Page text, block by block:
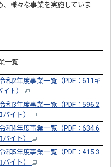
様々な事業を実施していま
一覧
和2年度事業一覧（PDF：611キ
イト）
和3年度事業一覧（PDF：596.2
バイト）
和4年度事業一覧（PDF：634.6
バイト）
和5年度事業一覧（PDF：415.3
バイト）